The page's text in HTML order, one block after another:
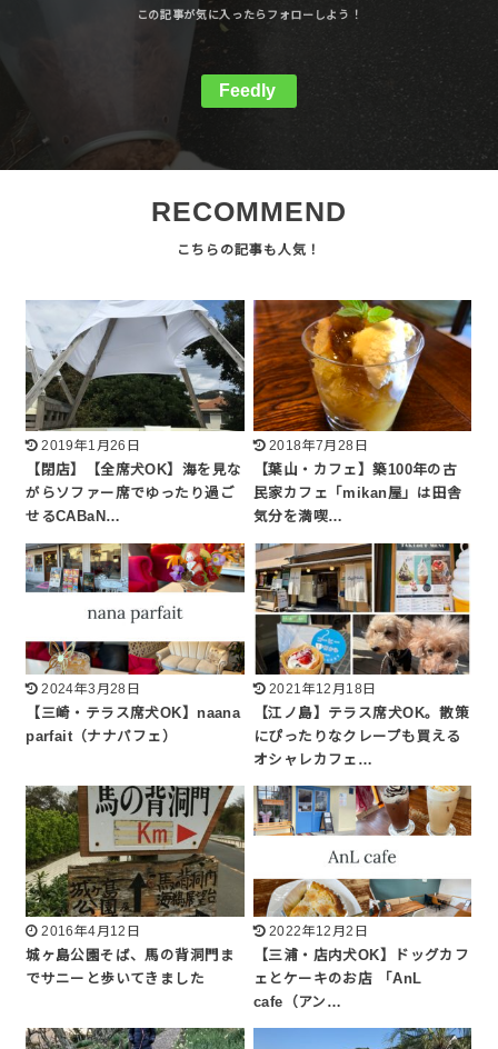
Feedly
RECOMMEND
2019年1月26日
【閉店】【全席犬OK】海を見な
がらソファー席でゆったり過ご
せるCABaN…
2018年7月28日
【葉山・カフェ】築100年の古
民家カフェ「mikan屋」は田舎
気分を満喫…
2024年3月28日
【三崎・テラス席犬OK】naana
parfait（ナナパフェ）
2021年12月18日
【江ノ島】テラス席犬OK。散策
にぴったりなクレープも買える
オシャレカフェ…
2016年4月12日
城ヶ島公園そば、馬の背洞門ま
でサニーと歩いてきました
2022年12月2日
【三浦・店内犬OK】ドッグカフ
ェとケーキのお店 「AnL
cafe（アン…